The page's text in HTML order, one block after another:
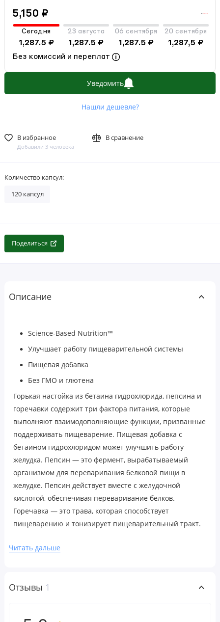
5,150 ₽
Сегодня
1,287.5 ₽
23 августа
1,287.5 ₽
06 сентября
1,287.5 ₽
20 сентября
1,287,5 ₽
Без комиссий и переплат
Уведомить
Нашли дешевле?
В избранное
Добавили 3 человека
В сравнение
Количество капсул:
120 капсул
Поделиться
Описание
Science-Based Nutrition™
Улучшает работу пищеварительной системы
Пищевая добавка
Без ГМО и глютена
Горькая настойка из бетаина гидрохлорида, пепсина и
горечавки содержит три фактора питания, которые
выполняют взаимодополняющие функции, призванные
поддерживать пищеварение. Пищевая добавка с
бетаином гидрохлоридом может улучшить работу
желудка. Пепсин — это фермент, вырабатываемый
организмом для переваривания белковой пищи в
желудке. Пепсин действует вместе с желудочной
кислотой, обеспечивая переваривание белков.
Горечавка — это трава, которая способствует
пищеварению и тонизирует пищеварительный тракт.
пищеварительных ферментов.
Взрослым: Принимать по 1 капсуле во время еды или в
только во время обильной пищи (с высоким
Читать дальше
Отзывы 1